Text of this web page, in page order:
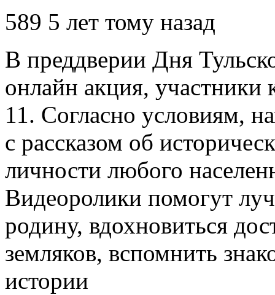
589 5 лет тому назад
В преддверии Дня
онлайн акция, участники
11. Согласно условиям,
с рассказом об
личности любого
Видеоролики помогут
родину, вдохновиться
земляков, вспомнить
истории